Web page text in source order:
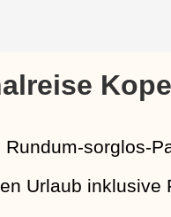
Rundum-sorglos-
Urlaub inklusive